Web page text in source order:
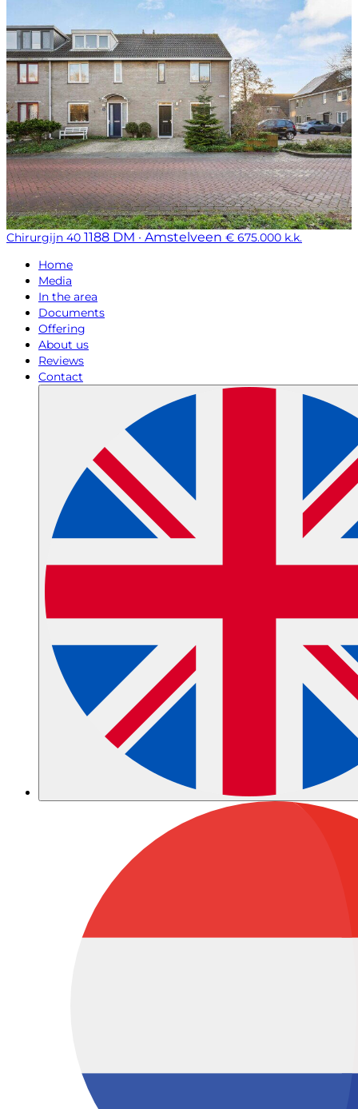
Chirurgijn 40 1188 DM · Amstelveen € 675.000 k.k.
Home
Media
In the area
Documents
Offering
About us
Reviews
Contact